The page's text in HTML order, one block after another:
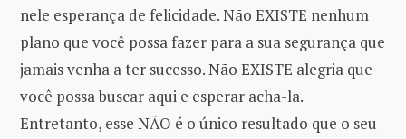
nele esperança de felicidade. Não EXISTE nenhum
plano que você possa fazer para a sua segurança que
jamais venha a ter sucesso. Não EXISTE alegria que
você possa buscar aqui e esperar acha-la.
Entretanto, esse NÃO é o único resultado que o seu